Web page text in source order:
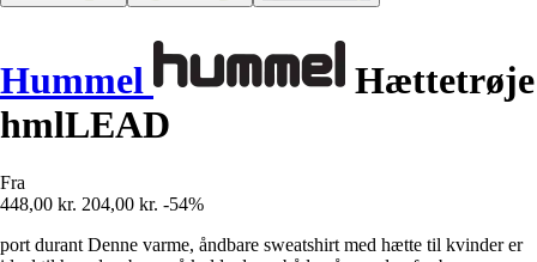
Hummel
Hættetrøje
hmlLEAD
Fra
448,00 kr. 204,00 kr. -54%
port durant Denne varme, åndbare sweatshirt med hætte til kvinder er